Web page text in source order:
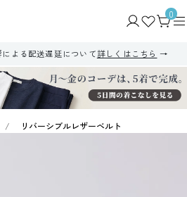
0
よる配送遅延について詳しくはこちら
リバーシブルレザーベルト